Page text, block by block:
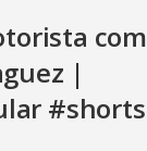
com
|
#shorts